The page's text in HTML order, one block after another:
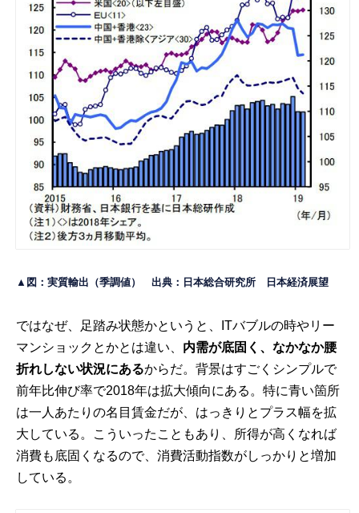
▲図：実質輸出（季調値） 出典：日本総合研究所 日本経済展望
ではなぜ、足踏み状態かというと、ITバブルの時やリー
マンショックとかとは違い、 内需が底固く、なかなか腰
折れしない状況にあるからだ。背景はすごくシンプルで
前年比伸び率で2018年は拡大傾向にある。特に青い箇所
は一人あたりの名目賃金だが、はっきりとプラス幅を拡
大している。こういったこともあり、所得が高くなれば
消費も底固くなるので、消費活動指数がしっかりと増加
している。